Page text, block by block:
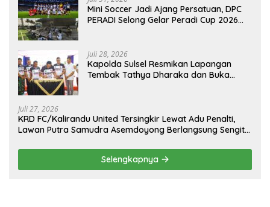
Mini Soccer Jadi Ajang Persatuan, DPC
PERADI Selong Gelar Peradi Cup 2026
Juli 28, 2026
Kapolda Sulsel Resmikan Lapangan
Tembak Tathya Dharaka dan Buka
Juli 27, 2026
KRD FC/Kalirandu United Tersingkir Lewat Adu Penalti,
Lawan Putra Samudra Asemdoyong Berlangsung Sengit
Selengkapnya